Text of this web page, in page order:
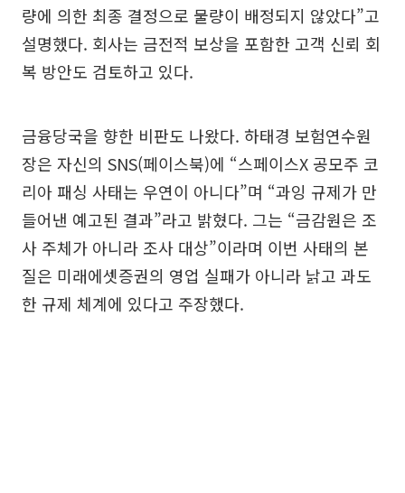
량에 의한 최종 결정으로 물량이 배정되지 않았다”고
설명했다. 회사는 금전적 보상을 포함한 고객 신뢰 회
복 방안도 검토하고 있다.
금융당국을 향한 비판도 나왔다. 하태경 보험연수원
장은 자신의 SNS(페이스북)에 “스페이스X 공모주 코
리아 패싱 사태는 우연이 아니다”며 “과잉 규제가 만
들어낸 예고된 결과”라고 밝혔다. 그는 “금감원은 조
사 주체가 아니라 조사 대상”이라며 이번 사태의 본
질은 미래에셋증권의 영업 실패가 아니라 낡고 과도
한 규제 체계에 있다고 주장했다.